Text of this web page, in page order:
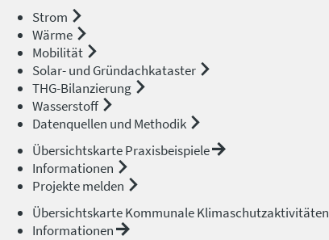
Strom
Wärme
Mobilität
Solar- und Gründachkataster
THG-Bilanzierung
Wasserstoff
Datenquellen und Methodik
Übersichtskarte Praxisbeispiele
Informationen
Projekte melden
Übersichtskarte Kommunale Klimaschutzaktivitäten
Informationen